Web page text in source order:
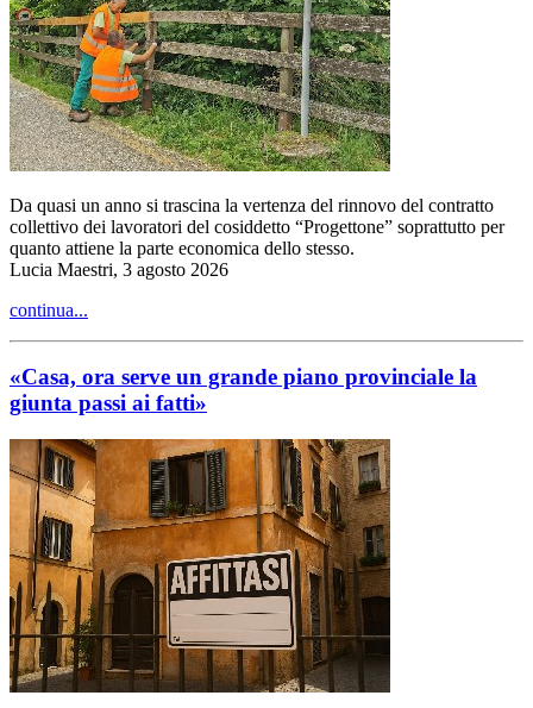
Da quasi un anno si trascina la vertenza del rinnovo del contratto
collettivo dei lavoratori del cosiddetto “Progettone” soprattutto per
quanto attiene la parte economica dello stesso.
Lucia Maestri, 3 agosto 2026
continua...
«Casa, ora serve un grande piano provinciale la
giunta passi ai fatti»